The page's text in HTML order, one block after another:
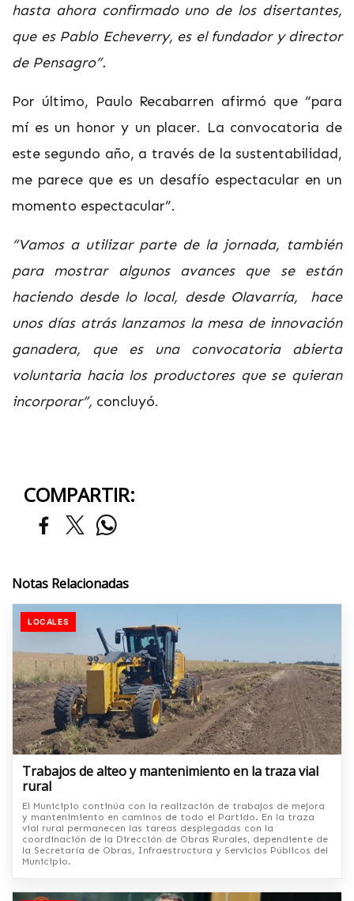
hasta ahora confirmado uno de los disertantes,
que es Pablo Echeverry, es el fundador y director
de Pensagro”.
Por último, Paulo Recabarren afirmó que “para
mí es un honor y un placer. La convocatoria de
este segundo año, a través de la sustentabilidad,
me parece que es un desafío espectacular en un
momento espectacular”.
“Vamos a utilizar parte de la jornada, también
para mostrar algunos avances que se están
haciendo desde lo local, desde Olavarría, hace
unos días atrás lanzamos la mesa de innovación
ganadera, que es una convocatoria abierta
voluntaria hacia los productores que se quieran
incorporar”, concluyó.
COMPARTIR:
Notas Relacionadas
LOCALES
Trabajos de alteo y mantenimiento en la traza vial
rural
El Municipio continúa con la realización de trabajos de mejora
y mantenimiento en caminos de todo el Partido. En la traza
vial rural permanecen las tareas desplegadas con la
coordinación de la Dirección de Obras Rurales, dependiente de
la Secretaría de Obras, Infraestructura y Servicios Públicos del
Municipio.